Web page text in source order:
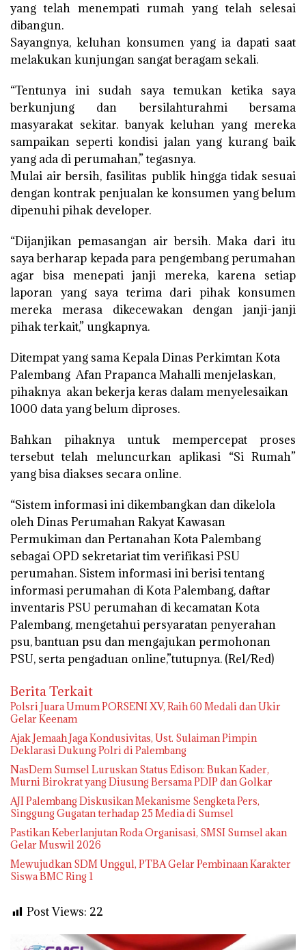
yang telah menempati rumah yang telah selesai
dibangun.
Sayangnya, keluhan konsumen yang ia dapati saat
melakukan kunjungan sangat beragam sekali.
“Tentunya ini sudah saya temukan ketika saya
berkunjung dan bersilahturahmi bersama
masyarakat sekitar. banyak keluhan yang mereka
sampaikan seperti kondisi jalan yang kurang baik
yang ada di perumahan,” tegasnya.
Mulai air bersih, fasilitas publik hingga tidak sesuai
dengan kontrak penjualan ke konsumen yang belum
dipenuhi pihak developer.
“Dijanjikan pemasangan air bersih. Maka dari itu
saya berharap kepada para pengembang perumahan
agar bisa menepati janji mereka, karena setiap
laporan yang saya terima dari pihak konsumen
mereka merasa dikecewakan dengan janji-janji
pihak terkait,” ungkapnya.
Ditempat yang sama Kepala Dinas Perkimtan Kota
Palembang Afan Prapanca Mahalli menjelaskan,
pihaknya akan bekerja keras dalam menyelesaikan
1000 data yang belum diproses.
Bahkan pihaknya untuk mempercepat proses
tersebut telah meluncurkan aplikasi “Si Rumah”
yang bisa diakses secara online.
“Sistem informasi ini dikembangkan dan dikelola
oleh Dinas Perumahan Rakyat Kawasan
Permukiman dan Pertanahan Kota Palembang
sebagai OPD sekretariat tim verifikasi PSU
perumahan. Sistem informasi ini berisi tentang
informasi perumahan di Kota Palembang, daftar
inventaris PSU perumahan di kecamatan Kota
Palembang, mengetahui persyaratan penyerahan
psu, bantuan psu dan mengajukan permohonan
PSU, serta pengaduan online,”tutupnya. (Rel/Red)
Berita Terkait
Polsri Juara Umum PORSENI XV, Raih 60 Medali dan Ukir
Gelar Keenam
Ajak Jemaah Jaga Kondusivitas, Ust. Sulaiman Pimpin
Deklarasi Dukung Polri di Palembang
NasDem Sumsel Luruskan Status Edison: Bukan Kader,
Murni Birokrat yang Diusung Bersama PDIP dan Golkar
AJI Palembang Diskusikan Mekanisme Sengketa Pers,
Singgung Gugatan terhadap 25 Media di Sumsel
Pastikan Keberlanjutan Roda Organisasi, SMSI Sumsel akan
Gelar Muswil 2026
Mewujudkan SDM Unggul, PTBA Gelar Pembinaan Karakter
Siswa BMC Ring 1
Post Views: 22